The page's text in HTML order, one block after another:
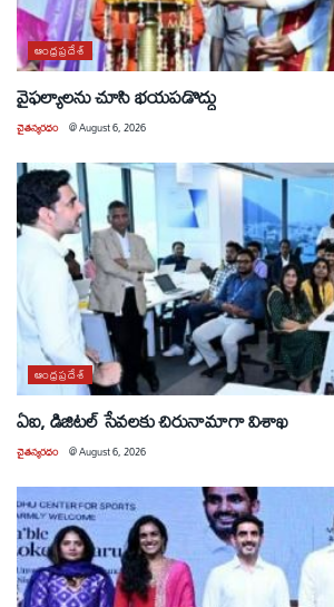
ఆంధ్రప్రదేశ్
వైఫల్యాలను చూసి భయపడొద్దు
చైతన్యరధం @August 6, 2026
ఆంధ్రప్రదేశ్
ఏఐ, డిజిటల్ సేవలకు చిరునామాగా విశాఖ
చైతన్యరధం @August 6, 2026